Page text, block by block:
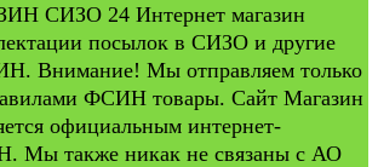
СИЗО 24 Интернет магазин
посылок в СИЗО и другие
Внимание! Мы отправляем только
ФСИН товары. Сайт Магазин
официальным интернет-
Мы также никак не связаны с АО